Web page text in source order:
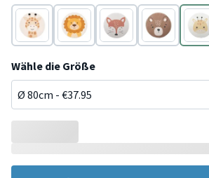
Beige Braun Orange Braun
Gelb
Wähle die Größe